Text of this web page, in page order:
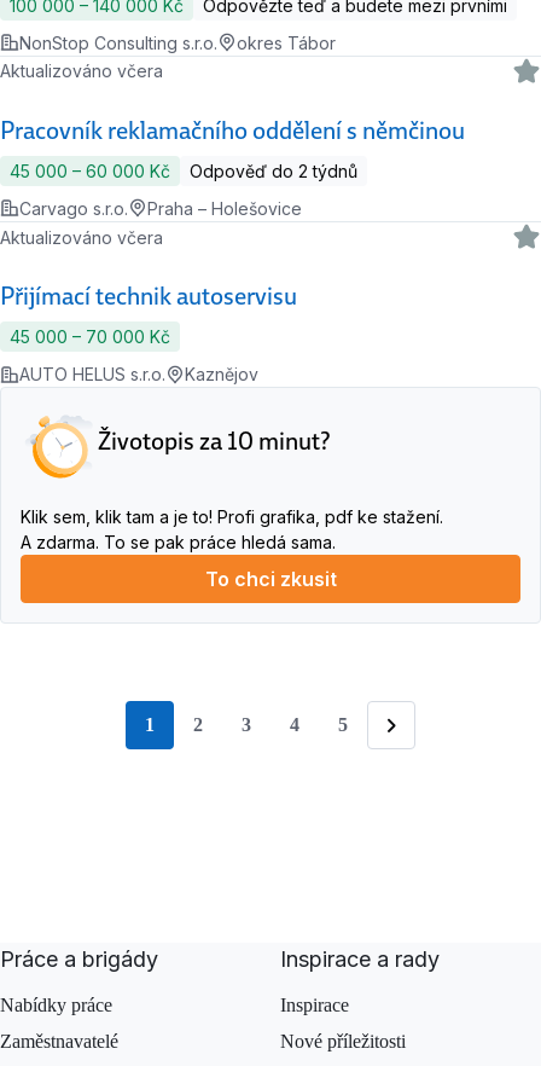
100 000 ‍–‍ 140 000 Kč
Odpovězte teď a budete mezi prvními
NonStop Consulting s.r.o.
okres Tábor
Pracovník reklamačního oddělení s němčinou
Aktualizováno včera
45 000 ‍–‍ 60 000 Kč
Odpověď do 2 týdnů
Carvago s.r.o.
Praha – Holešovice
Přijímací technik autoservisu
Aktualizováno včera
45 000 ‍–‍ 70 000 Kč
AUTO HELUS s.r.o.
Kaznějov
Životopis za 10 minut?
Klik sem, klik tam a je to! Profi grafika, pdf ke stažení.
A zdarma. To se pak práce hledá sama.
To chci zkusit
stránka
1 2 3 4 5
Následující
Práce a brigády
Nabídky práce
Zaměstnavatelé
Inspirace a rady
Inspirace
Nové příležitosti